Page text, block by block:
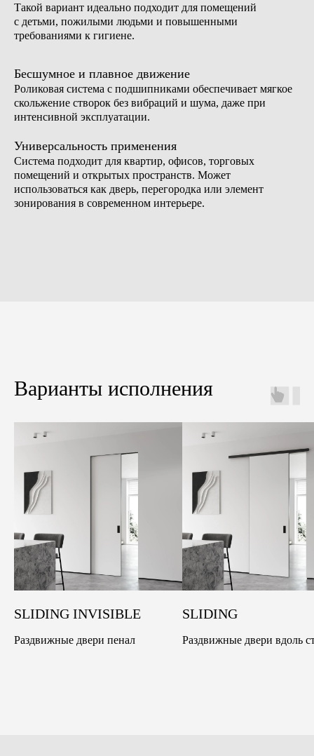
Такой вариант идеально подходит для помещений
с детьми, пожилыми людьми и повышенными
требованиями к гигиене.
Бесшумное и плавное движение
Роликовая система с подшипниками обеспечивает мягкое
скольжение створок без вибраций и шума, даже при
интенсивной эксплуатации.
Универсальность применения
Система подходит для квартир, офисов, торговых
помещений и открытых пространств. Может
использоваться как дверь, перегородка или элемент
зонирования в современном интерьере.
Варианты исполнения
SLIDING INVISIBLE
Раздвижные двери пенал
SLIDING
Раздвижные двери вдоль